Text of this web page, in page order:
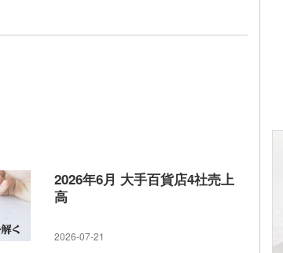
2026年6月 大手百貨店4社売上
高
2026-07-21